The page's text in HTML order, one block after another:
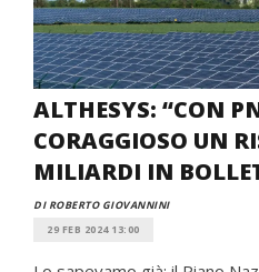
ALTHESYS: “CON
CORAGGIOSO UN
MILIARDI IN
DI ROBERTO GIOVANNINI
29 FEB 2024 13:00